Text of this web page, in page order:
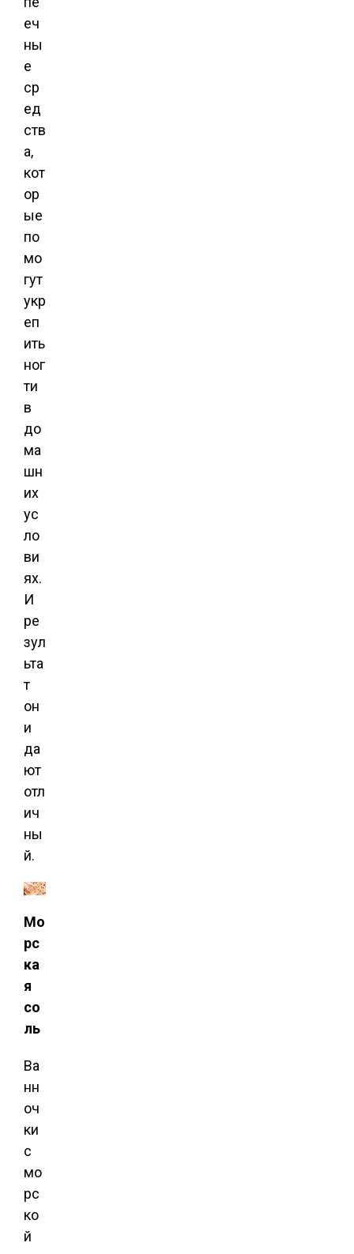
еч
ны
е
ср
ед
ств
а,
кот
ор
ые
по
мо
гут
укр
еп
ить
ног
ти
в
до
ма
шн
их
ус
ло
ви
ях.
И
ре
зул
ьта
т
он
и
да
ют
отл
ич
ны
й.
Мо
рс
ка
я
со
ль
Ва
нн
оч
ки
с
мо
рс
ко
й